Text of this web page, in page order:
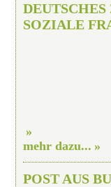
SOZIALE
mehr dazu...
POST AUS